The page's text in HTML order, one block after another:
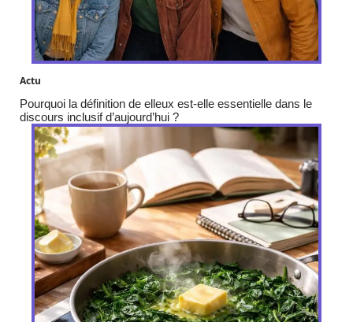
Actu
Pourquoi la définition de elleux est-elle essentielle dans le
discours inclusif d’aujourd’hui ?